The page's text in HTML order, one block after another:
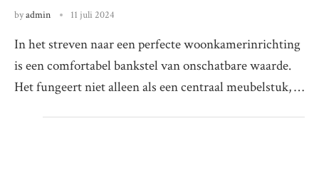
byadmin 11 juli 2024
In het streven naar een perfecte woonkamerinrichting
is een comfortabel bankstel van onschatbare waarde.
Het fungeert niet alleen als een centraal meubelstuk, …